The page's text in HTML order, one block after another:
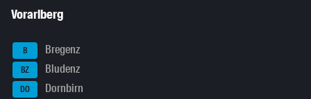
Vorarlberg
B Bregenz
BZ Bludenz
DO Dornbirn